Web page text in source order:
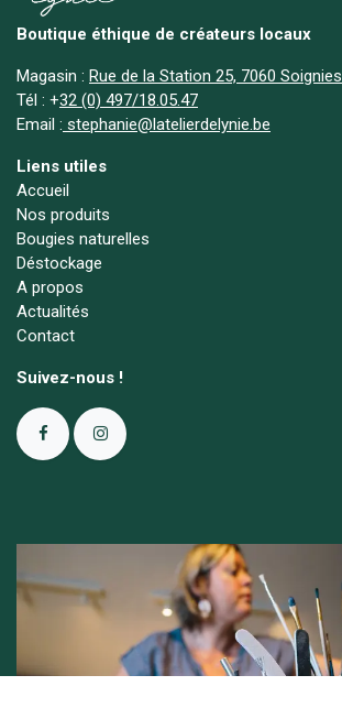
Boutique éthique de créateurs locaux
Magasin : Rue de la Station 25, 7060 Soignies
Tél : +32 (0) 497/18.05.47
Email : stephanie@latelierdelynie.be
Liens utiles
Accueil
Nos produits
Bougies naturelles
Déstockage
A propos
Actualités
Contact
Suivez-nous !